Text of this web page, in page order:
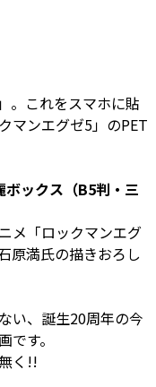
。これをスマホに貼
マンエグゼ5」のPET
ックス（B5判・三
メ「ロックマンエグ
原満氏の描きおろし
い、誕生20周年の今
す。
く!!